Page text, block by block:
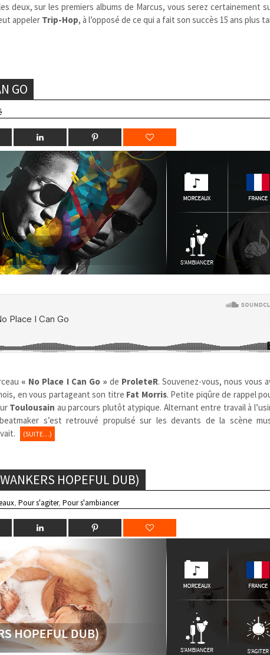
deux, sur les premiers albums de Marcus, vous serez certainement
appeler Trip-Hop, à l’opposé de ce qui a fait son succès 15 ans plus
GO
« No Place I Can Go » de ProleteR. Souvenez-vous, nous vous
en vous partageant son titre Fat Morris. Petite piqûre de rappel
Toulousain au parcours plutôt atypique. Alternant entre travail à
s’est retrouvé propulsé sur les devants de la scène
(SUITE…)
HOPEFUL DUB)
,Pour s'agiter,Pour s'ambiancer